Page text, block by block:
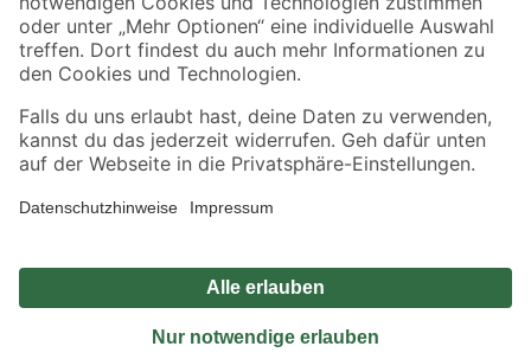
Alle Preisangaben in EUR inkl. gesetzl. MwSt.. Die dargestellten Angebote sind unter
Umständen nicht in allen Märkten verfügbar. Die angegebenen Verfügbarkeiten beziehen
Produkte nur solange der Vorrat reicht.
*Paketversand ab 59 € versandkostenfrei, gilt nicht für Artikel mit Speditionsversand, hier
Privatsphäre Impressum
Nutzungsbedingungen
Widerrufsrecht
Vertrag widerrufen